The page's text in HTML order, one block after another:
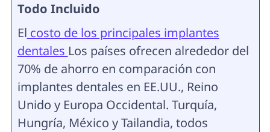
Todo Incluido
El costo de los principales implantes
dentales Los países ofrecen alrededor del
70% de ahorro en comparación con
implantes dentales en EE.UU., Reino
Unido y Europa Occidental. Turquía,
Hungría, México y Tailandia, todos